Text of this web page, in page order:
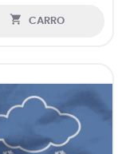
 CARRO